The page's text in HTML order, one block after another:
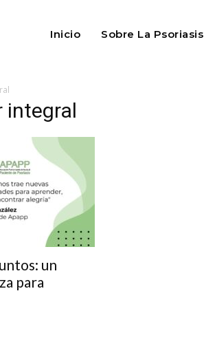
Inicio Sobre La Psoriasis
integral
un
para